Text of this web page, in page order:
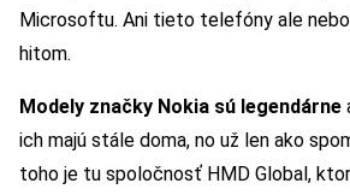
Microsoftu. Ani tieto telefóny ale
hitom.
Modely značky Nokia sú legendárne
ich majú stále doma, no už len ako
toho je tu spoločnosť HMD Global,